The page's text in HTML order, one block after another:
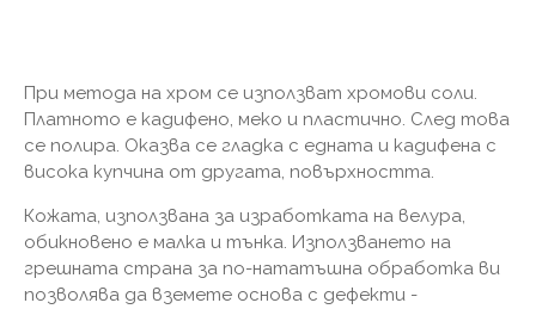
При метода на хром се използват хромови соли.
Платното е кадифено, меко и пластично. След това
се полира. Оказва се гладка с едната и кадифена с
висока купчина от другата, повърхността.
Кожата, използвана за изработката на велура,
обикновено е малка и тънка. Използването на
грешната страна за по-нататъшна обработка ви
позволява да вземете основа с дефекти -